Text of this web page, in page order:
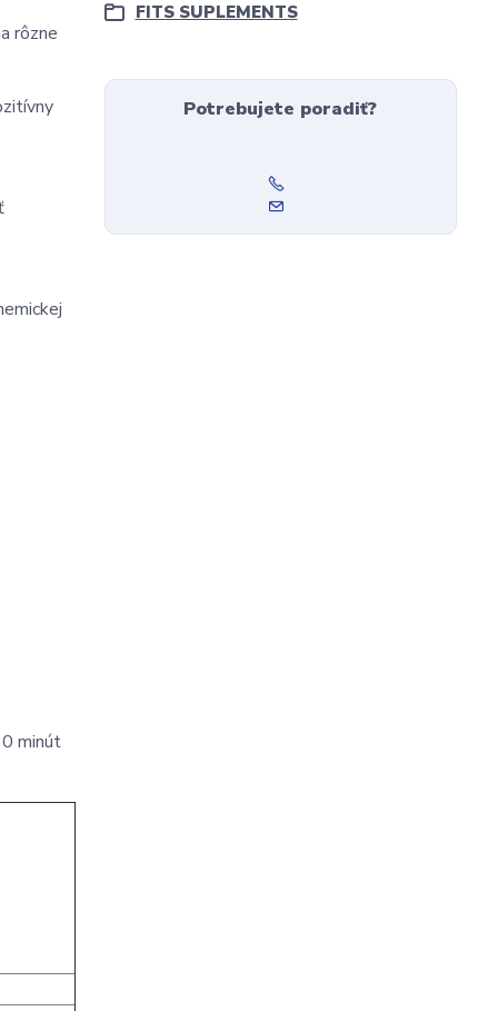
rôzne
minút
FITS SUPLEMENTS
Potrebujete poradiť?